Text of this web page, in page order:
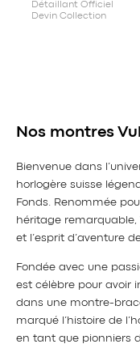
Détaillant Officiel
Devin Collection
Nos montres
Bienvenue dans
horlogère suisse
Fonds. Renommée
héritage remarquable,
et l’esprit d’aventure
Fondée avec une
est célèbre pour avoir
dans une montre-
marqué l’histoire de
en tant que pionniers